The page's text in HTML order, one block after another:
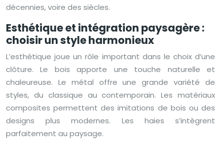
décennies, voire des siècles.
Esthétique et intégration paysagère :
choisir un style harmonieux
L’esthétique joue un rôle important dans le choix d’une
clôture. Le bois apporte une touche naturelle et
chaleureuse. Le métal offre une grande variété de
styles, du classique au contemporain. Les matériaux
composites permettent des imitations de bois ou des
designs plus modernes. Les haies s’intègrent
parfaitement au paysage.